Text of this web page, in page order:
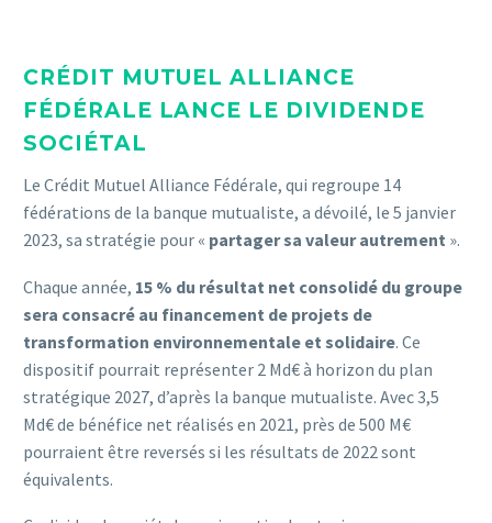
CRÉDIT MUTUEL ALLIANCE
FÉDÉRALE LANCE LE DIVIDENDE
SOCIÉTAL
Le Crédit Mutuel Alliance Fédérale, qui regroupe 14
fédérations de la banque mutualiste, a dévoilé, le 5 janvier
2023, sa stratégie pour « partager sa valeur autrement ».
Chaque année, 15 % du résultat net consolidé du groupe
sera consacré au financement de projets de
transformation environnementale et solidaire. Ce
dispositif pourrait représenter 2 Md€ à horizon du plan
stratégique 2027, d’après la banque mutualiste. Avec 3,5
Md€ de bénéfice net réalisés en 2021, près de 500 M€
pourraient être reversés si les résultats de 2022 sont
équivalents.